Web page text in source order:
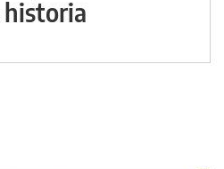
historia